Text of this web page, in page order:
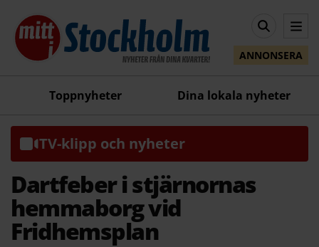
ANNONSERA
Toppnyheter Dina lokala nyheter
TV-klipp och nyheter
Dartfeber i stjärnornas
hemmaborg vid
Fridhemsplan